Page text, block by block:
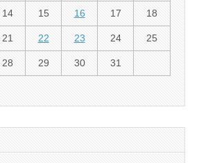
14 15 16 17 18
21 22 23 24 25
28 29 30
31